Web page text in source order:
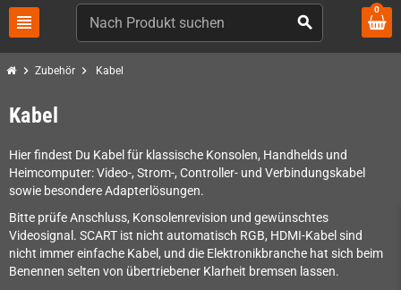
view_headline search
0
chevron_right Zubehör chevron_right Kabel
Kabel
Hier findest Du Kabel für klassische Konsolen, Handhelds und
Heimcomputer: Video-, Strom-, Controller- und Verbindungskabel
sowie besondere Adapterlösungen.
Bitte prüfe Anschluss, Konsolenrevision und gewünschtes
Videosignal. SCART ist nicht automatisch RGB, HDMI-Kabel sind
nicht immer einfache Kabel, und die Elektronikbranche hat sich beim
Benennen selten von übertriebener Klarheit bremsen lassen.